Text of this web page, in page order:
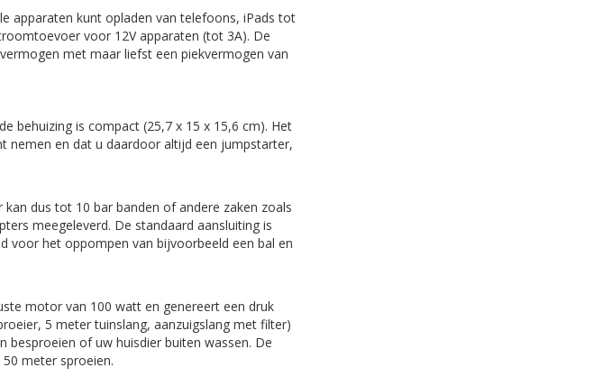
apparaten kunt opladen van telefoons, iPads tot
voor 12V apparaten (tot 3A). De
met maar liefst een piekvermogen van
behuizing is compact (25,7 x 15 x 15,6 cm). Het
nemen en dat u daardoor altijd een jumpstarter,
dus tot 10 bar banden of andere zaken zoals
meegeleverd. De standaard aansluiting is
voor het oppompen van bijvoorbeeld een bal en
motor van 100 watt en genereert een druk
5 meter tuinslang, aanzuigslang met filter)
of uw huisdier buiten wassen. De
meter sproeien.